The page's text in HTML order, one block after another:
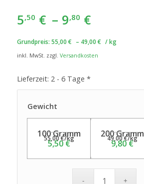
5,50 € – 9,80 €
Grundpreis: 55,00 € – 49,00 € /kg
inkl. MwSt. zzgl. Versandkosten
Lieferzeit: 2 - 6 Tage *
Gewicht
100 Gramm
5,50€
55,00€/kg
200 Gramm
9,80€
49,00€/kg